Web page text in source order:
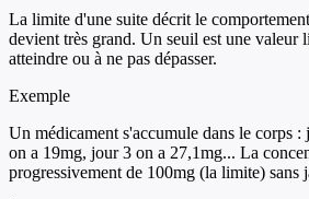
La limite d'une suite décrit le
devient très grand. Un seuil est une valeur
atteindre ou à ne pas dépasser.
Exemple
Un médicament s'accumule dans le corps
on a 19mg, jour 3 on a 27,1mg... La
progressivement de 100mg (la limite) sans